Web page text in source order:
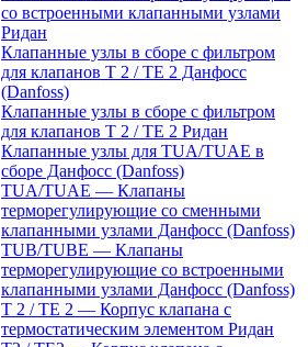
со встроенными клапанными узлами
Ридан
Клапанные узлы в сборе с фильтром
для клапанов T 2 / TE 2 Данфосс
(Danfoss)
Клапанные узлы в сборе с фильтром
для клапанов T 2 / TE 2 Ридан
Клапанные узлы для TUA/TUAE в
сборе Данфосс (Danfoss)
TUA/TUAE — Клапаны
терморегулирующие со сменными
клапанными узлами Данфосс (Danfoss)
TUB/TUBE — Клапаны
терморегулирующие со встроенными
клапанными узлами Данфосс (Danfoss)
T 2 / TE 2 — Корпус клапана с
термостатическим элементом Ридан